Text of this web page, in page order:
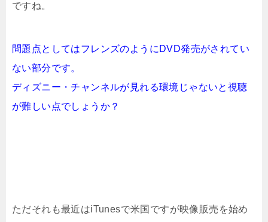
ですね。
問題点としてはフレンズのようにDVD発売がされてい
ない部分です。
ディズニー・チャンネルが見れる環境じゃないと視聴
が難しい点でしょうか？
ただそれも最近はiTunesで米国ですが映像販売を始め